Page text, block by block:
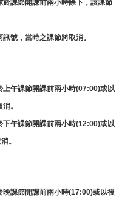
課節開課前兩小時除下，該課節
號，當時之課節將取消。
午課節開課前兩小時(07:00)或以
。
午課節開課前兩小時(12:00)或以
。
晚課節開課前兩小時(17:00)或以後